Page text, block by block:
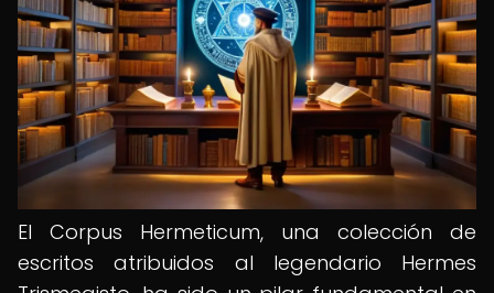
El Corpus Hermeticum, una colección de
escritos atribuidos al legendario Hermes